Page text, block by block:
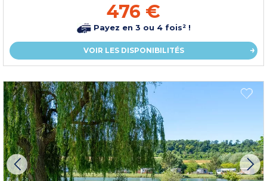
476 €
Payez en 3 ou 4 fois² !
VOIR LES DISPONIBILITÉS